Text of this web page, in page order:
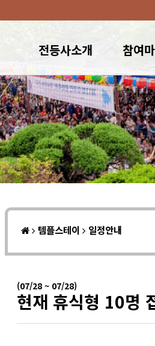
전등사소개 참여
템플스테이 일정안내
(07/28 ~ 07/28)
현재 휴식형 10명